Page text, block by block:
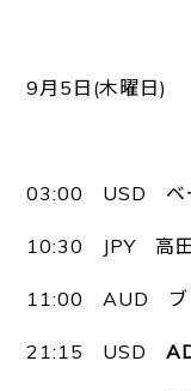
9月5日(木曜日)
03:00 USD ベー
10:30 JPY 高田
11:00 AUD ブ
21:15 USD